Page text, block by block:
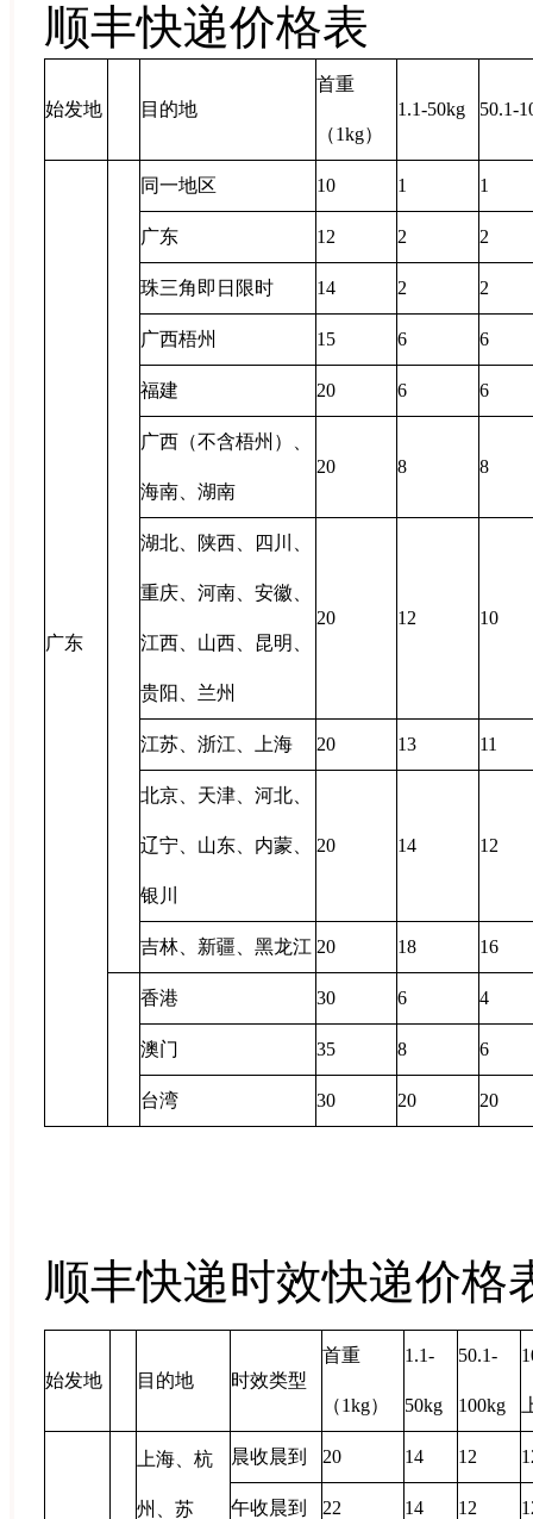
顺丰快递价格表
始发地 目的地
首重
（1kg）
1.1-50kg 50.1-
广东
同一地区 10 1 1
广东 12 2 2
珠三角即日限时 14 2 2
广西梧州 15 6 6
福建 20 6 6
广西（不含梧州）、
海南、湖南
20 8 8
湖北、陕西、四川、
重庆、河南、安徽、
江西、山西、昆明、
贵阳、兰州
20 12 10
江苏、浙江、上海 20 13 11
北京、天津、河北、
辽宁、山东、内蒙、
银川
20 14 12
吉林、新疆、黑龙江 20 18 16
香港 30 6 4
澳门 35 8 6
台湾 30 20 20
顺丰快递时效快递价格
始发地 目的地 时效类型
首重
（1kg）
1.1-
50kg
50.1-
100kg
上海、杭
州、苏
晨收晨到 20 14 12
午收晨到 22 14 12